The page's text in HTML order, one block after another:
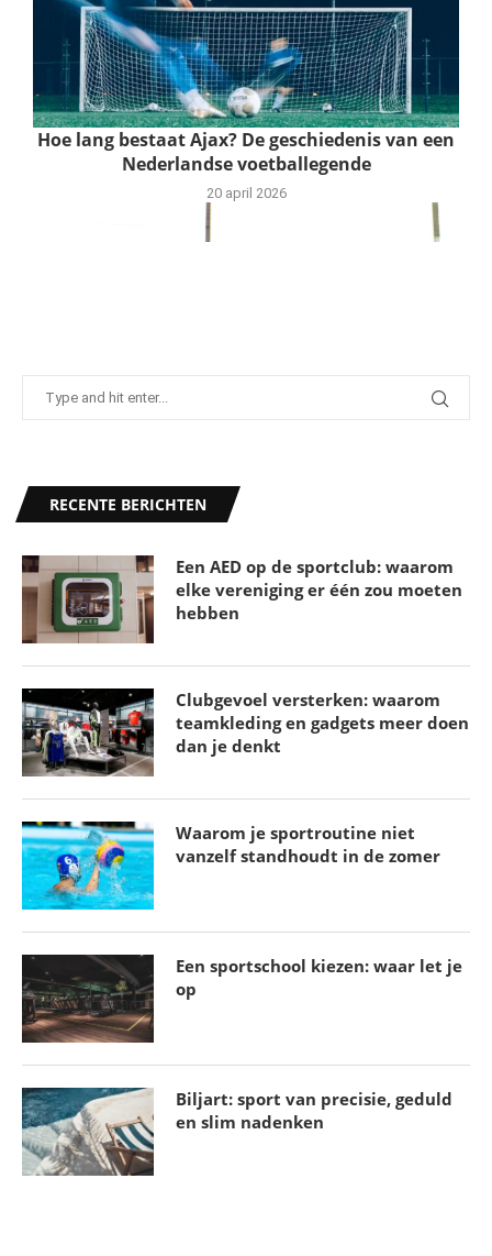
Hoe lang bestaat Ajax? De geschiedenis van een
Nederlandse voetballegende
20 april 2026
Gebruik deze tips om meer te sporten in en
rondom huis
Schaatsen NK Afstanden: Het Grote
Nederlandse Schaatsfeest
RECENTE BERICHTEN
Een AED op de sportclub: waarom
elke vereniging er één zou moeten
hebben
Clubgevoel versterken: waarom
teamkleding en gadgets meer doen
dan je denkt
Waarom je sportroutine niet
vanzelf standhoudt in de zomer
Een sportschool kiezen: waar let je
op
Biljart: sport van precisie, geduld
en slim nadenken